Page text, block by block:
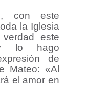
con este
la Iglesia
este
lo hago
de
Mateo: «Al
el amor en